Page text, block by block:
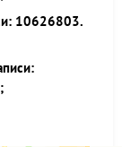
10626803.